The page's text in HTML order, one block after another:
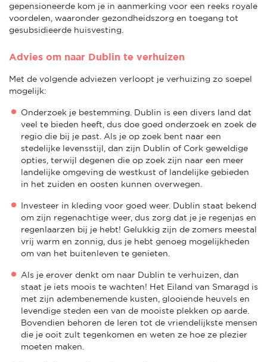
gepensioneerde kom je in aanmerking voor een reeks royale
voordelen, waaronder gezondheidszorg en toegang tot
gesubsidieerde huisvesting.
Advies om naar Dublin te verhuizen
Met de volgende adviezen verloopt je verhuizing zo soepel
mogelijk:
Onderzoek je bestemming. Dublin is een divers land dat
veel te bieden heeft, dus doe goed onderzoek en zoek de
regio die bij je past. Als je op zoek bent naar een
stedelijke levensstijl, dan zijn Dublin of Cork geweldige
opties, terwijl degenen die op zoek zijn naar een meer
landelijke omgeving de westkust of landelijke gebieden
in het zuiden en oosten kunnen overwegen.
Investeer in kleding voor goed weer. Dublin staat bekend
om zijn regenachtige weer, dus zorg dat je je regenjas en
regenlaarzen bij je hebt! Gelukkig zijn de zomers meestal
vrij warm en zonnig, dus je hebt genoeg mogelijkheden
om van het buitenleven te genieten.
Als je erover denkt om naar Dublin te verhuizen, dan
staat je iets moois te wachten! Het Eiland van Smaragd is
met zijn adembenemende kusten, glooiende heuvels en
levendige steden een van de mooiste plekken op aarde.
Bovendien behoren de Ieren tot de vriendelijkste mensen
die je ooit zult tegenkomen en weten ze hoe ze plezier
moeten maken.